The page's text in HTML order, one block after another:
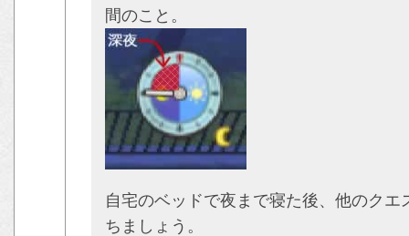
間のこと。
自宅のベッドで夜まで寝た後、他のク
ちましょう。